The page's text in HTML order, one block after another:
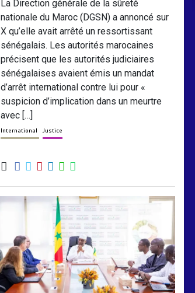
La Direction générale de la sûreté
nationale du Maroc (DGSN) a annoncé sur
X qu’elle avait arrêté un ressortissant
sénégalais. Les autorités marocaines
précisent que les autorités judiciaires
sénégalaises avaient émis un mandat
d’arrêt international contre lui pour «
suspicion d’implication dans un meurtre
avec […]
International Justice